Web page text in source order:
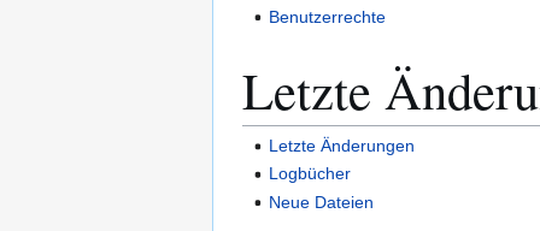
Benutzerrechte
Letzte
Letzte Änderungen
Logbücher
Neue Dateien